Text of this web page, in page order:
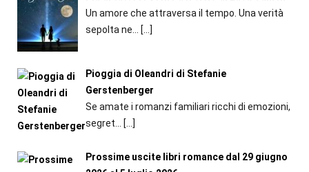
Un amore che attraversa il tempo. Una verità
sepolta ne...
[…]
Pioggia di Oleandri di Stefanie
Gerstenberger
Se amate i romanzi familiari ricchi di emozioni,
segret... […]
Prossime uscite libri romance dal 29 giugno